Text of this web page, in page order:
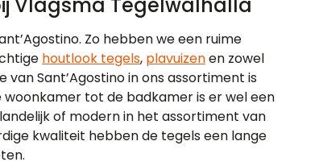
Vlagsma Tegelwalhalla
Zo hebben we een ruime
houtlook tegels, plavuizenen zowel
van Sant’Agostino in ons assortiment is
woonkamer tot de badkamer is er wel een
of modern in het assortiment van
kwaliteit hebben de tegels een lange